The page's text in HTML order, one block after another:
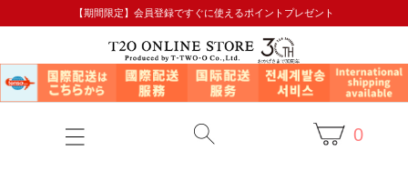
【期間限定】会員登録ですぐに使えるポイントプレゼント
0